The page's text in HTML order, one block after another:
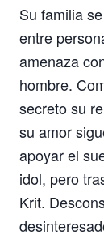
Su familia
entre
amenaza
hombre.
secreto su
su amor
apoyar el
idol, pero
Krit.